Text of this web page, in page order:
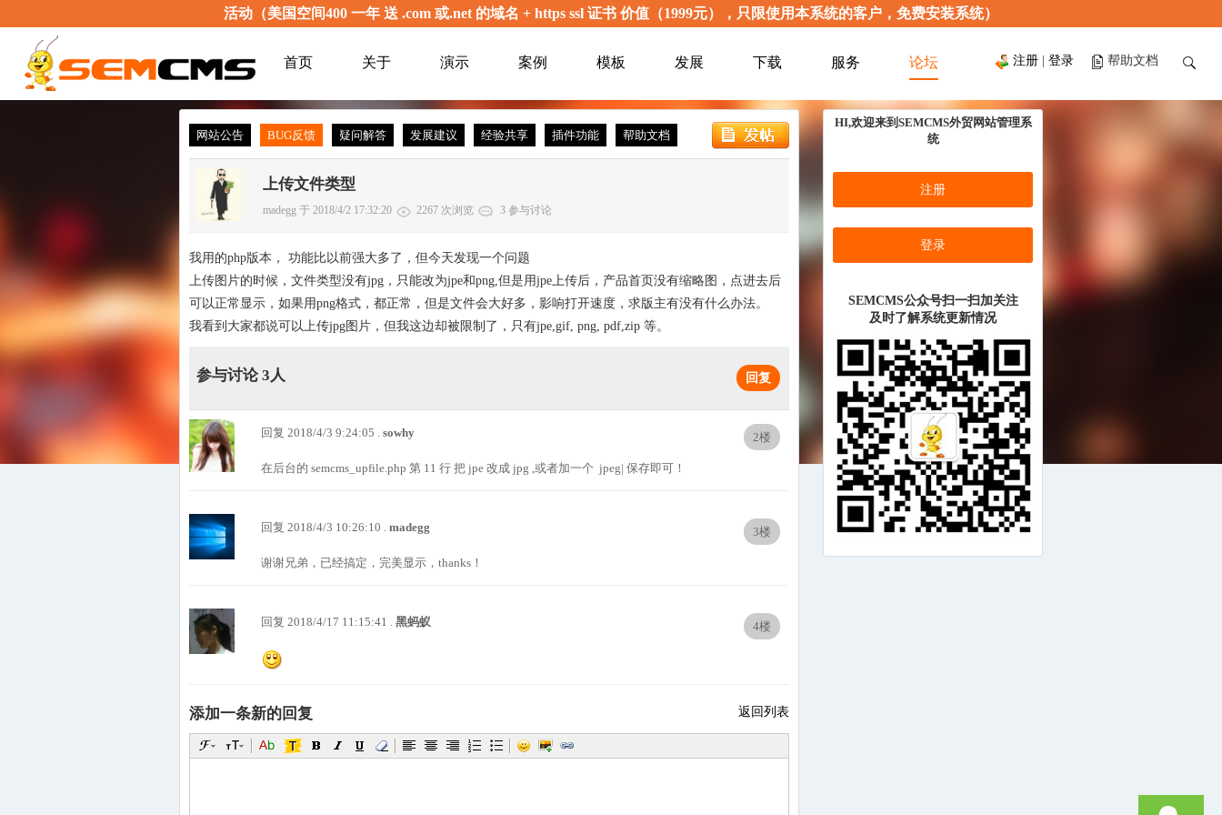
活动（美国空间400 一年 送 .com 或.net 的域名 + https ssl 证书 价值（1999元），只限使用本系统的客户，免费安装系统）
首页 关于 演示 案例 模板 发展 下载 服务 论坛 注册 |登录 帮助文档
网站公告 BUG反馈 疑问解答 发展建议 经验共享 插件功能 帮助文档
上传文件类型
madegg 于 2018/4/2 17:32:20 2267 次浏览 3 参与讨论
我用的php版本， 功能比以前强大多了，但今天发现一个问题
上传图片的时候，文件类型没有jpg，只能改为jpe和png,但是用jpe上传后，产品首页没有缩略图，点进去后
可以正常显示，如果用png格式，都正常，但是文件会大好多，影响打开速度，求版主有没有什么办法。
我看到大家都说可以上传jpg图片，但我这边却被限制了，只有jpe,gif, png, pdf,zip 等。
参与讨论 3人 回复
回复 2018/4/3 9:24:05 .sowhy 2楼
在后台的 semcms_upfile.php 第 11 行 把 jpe 改成 jpg ,或者加一个 jpeg| 保存即可！
回复 2018/4/3 10:26:10 .madegg 3楼
谢谢兄弟，已经搞定，完美显示，thanks！
回复 2018/4/17 11:15:41 .黑蚂蚁 4楼
添加一条新的回复 返回列表
HI,欢迎来到SEMCMS外贸网站管理系
统
注册
登录
SEMCMS公众号扫一扫加关注
及时了解系统更新情况